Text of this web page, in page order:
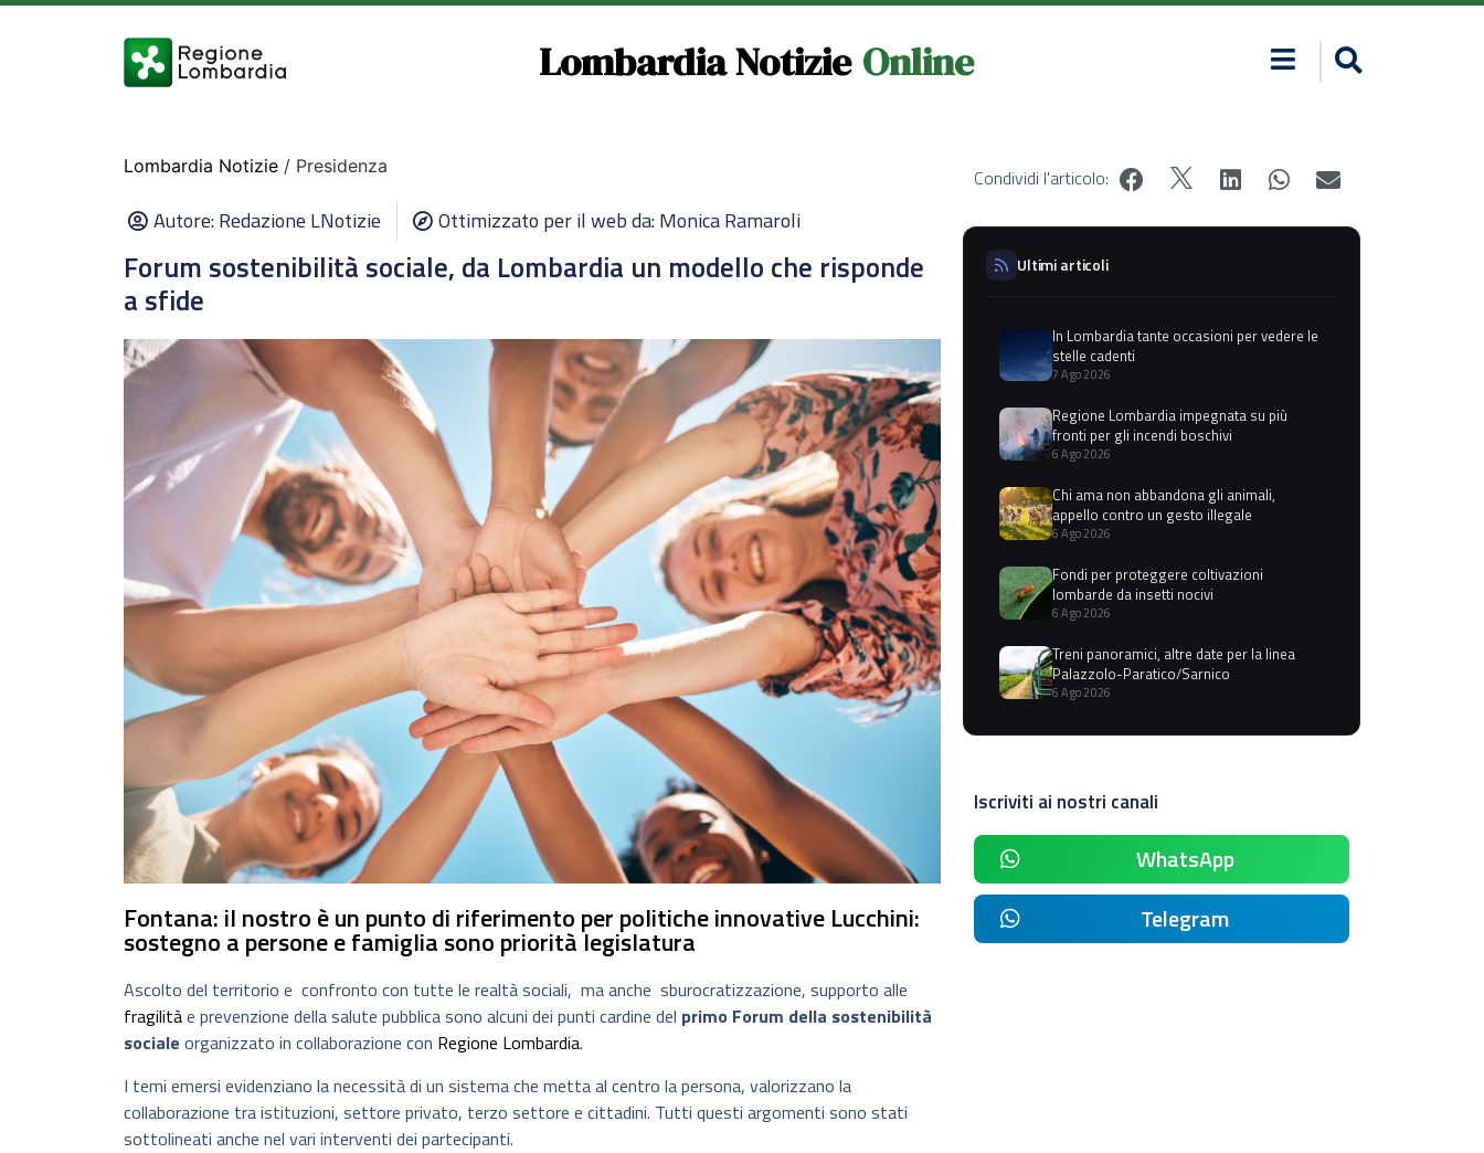
Lombardia Notizie Online
Lombardia Notizie / Presidenza
Autore:Redazione LNotizie Ottimizzato per il web da: Monica Ramaroli
Forum sostenibilità sociale, da Lombardia un modello che risponde
a sfide
Fontana: il nostro è un punto di riferimento per politiche innovative Lucchini:
sostegno a persone e famiglia sono priorità legislatura
Ascolto del territorio e confronto con tutte le realtà sociali, ma anche sburocratizzazione, supporto alle
fragilitàe prevenzione della salute pubblica sono alcuni dei punti cardine del primo Forum della sostenibilità
sociale organizzato in collaborazione con Regione Lombardia.
I temi emersi evidenziano la necessità di un sistema che metta al centro la persona, valorizzano la
collaborazione tra istituzioni, settore privato, terzo settore e cittadini. Tutti questi argomenti sono stati
sottolineati anche nel vari interventi dei partecipanti.
Condividi l'articolo:
Ultimi articoli
In Lombardia tante occasioni per vedere le
stelle cadenti
7 Ago 2026
Regione Lombardia impegnata su più
fronti per gli incendi boschivi
6 Ago 2026
Chi ama non abbandona gli animali,
appello contro un gesto illegale
6 Ago 2026
Fondi per proteggere coltivazioni
lombarde da insetti nocivi
6 Ago 2026
Treni panoramici, altre date per la linea
Palazzolo-Paratico/Sarnico
6 Ago 2026
Iscriviti ai nostri canali
WhatsApp
Telegram